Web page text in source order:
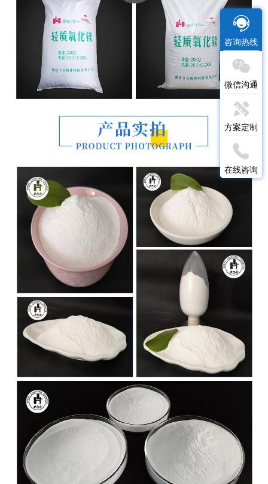
咨询热线
微信沟通
方案定制
在线咨询